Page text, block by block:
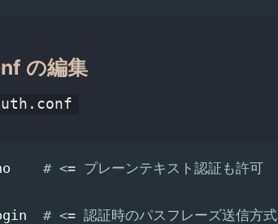
の編集
# <= プレーンテキスト認証も許可
# <= 認証時のパスフレーズ送信方式